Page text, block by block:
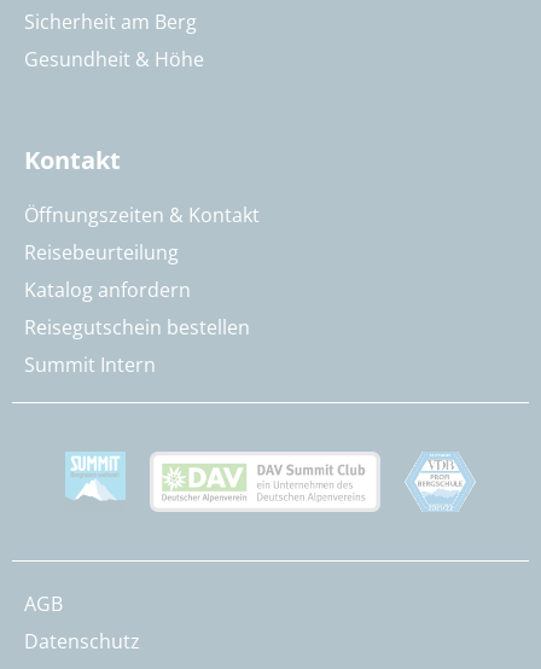
Sicherheit am Berg
Gesundheit & Höhe
Kontakt
Öffnungszeiten & Kontakt
Reisebeurteilung
Katalog anfordern
Reisegutschein bestellen
Summit Intern
AGB
Datenschutz